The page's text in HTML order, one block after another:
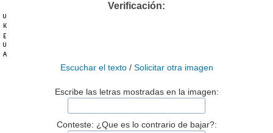
Verificación:
Escuchar el texto/ Solicitar otra imagen
Escribe las letras mostradas en la imagen:
Conteste: ¿Que es lo contrario de bajar?: